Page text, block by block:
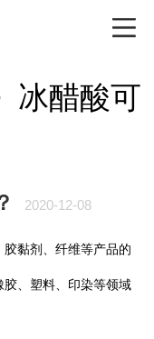
冰醋酸可
2020-12-08
黏剂、纤维等产品的
、塑料、印染等领域